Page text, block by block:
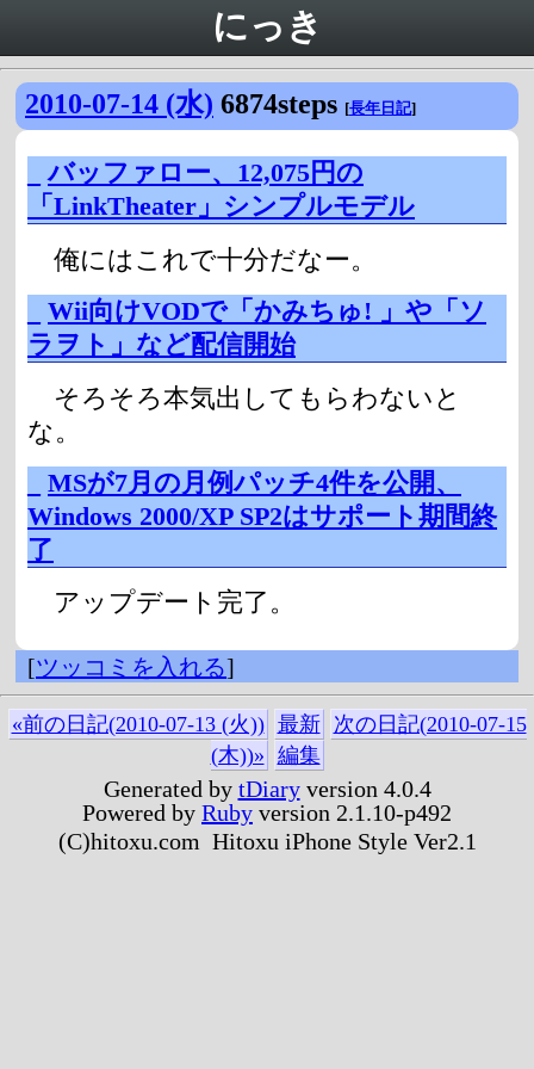
にっき
2010-07-14 (水) 6874steps [長年日記]
バッファロー、12,075円の
「LinkTheater」シンプルモデル
俺にはこれで十分だなー。
Wii向けVODで「かみちゅ! 」や「ソ
ラヲト」など配信開始
そろそろ本気出してもらわないと
な。
MSが7月の月例パッチ4件を公開、
Windows 2000/XP SP2はサポート期間終
了
アップデート完了。
[ツッコミを入れる]
«前の日記(2010-07-13 (火)) 最新
次の日記(2010-07-15
(木))» 編集
Generated by tDiaryversion 4.0.4
Powered by Ruby version 2.1.10-p492